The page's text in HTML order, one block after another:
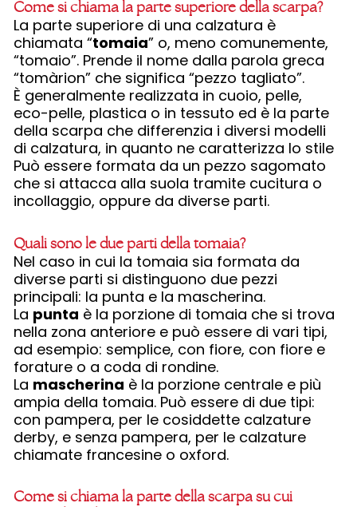
Come si chiama la parte superiore della scarpa?
La parte superiore di una calzatura è
chiamata “tomaia” o, meno comunemente,
“tomaio”. Prende il nome dalla parola greca
“tomàrion” che significa “pezzo tagliato”.
È generalmente realizzata in cuoio, pelle,
eco-pelle, plastica o in tessuto ed è la parte
della scarpa che differenzia i diversi modelli
di calzatura, in quanto ne caratterizza lo stile
Può essere formata da un pezzo sagomato
che si attacca alla suola tramite cucitura o
incollaggio, oppure da diverse parti.
Quali sono le due parti della tomaia?
Nel caso in cui la tomaia sia formata da
diverse parti si distinguono due pezzi
principali: la punta e la mascherina.
La punta è la porzione di tomaia che si trova
nella zona anteriore e può essere di vari tipi,
ad esempio: semplice, con fiore, con fiore e
forature o a coda di rondine.
La mascherina è la porzione centrale e più
ampia della tomaia. Può essere di due tipi:
con pampera, per le cosiddette calzature
derby, e senza pampera, per le calzature
chiamate francesine o oxford.
Come si chiama la parte della scarpa su cui